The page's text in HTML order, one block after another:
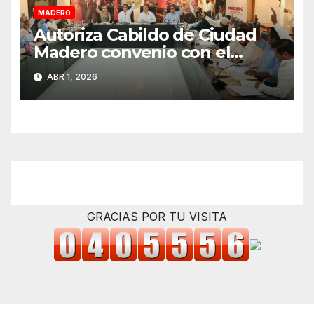
MADERO
Autoriza Cabildo de Ciudad
Madero convenio con el
Estado para fortalecer el
cobro del impuesto predial
ABR 1, 2026
GRACIAS POR TU VISITA